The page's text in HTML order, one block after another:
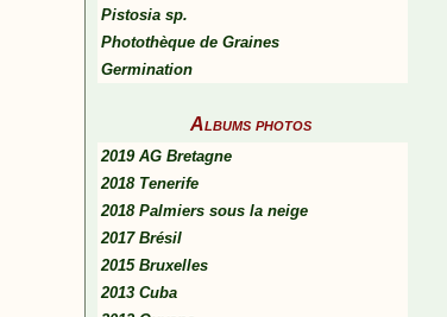
Pistosia sp.
Photothèque de Graines
Germination
Albums photos
2019 AG Bretagne
2018 Tenerife
2018 Palmiers sous la neige
2017 Brésil
2015 Bruxelles
2013 Cuba